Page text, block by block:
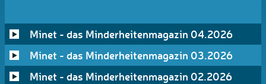
Minet - das Minderheitenmagazin 04.2026
Minet - das Minderheitenmagazin 03.2026
Minet - das Minderheitenmagazin 02.2026